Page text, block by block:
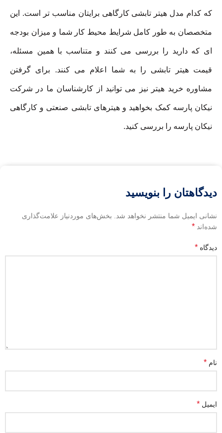
که کدام مدل هیتر تابشی کارگاهی برایتان مناسب تر است. این
متخصصان به طور کامل شرایط محیط کار شما و میزان بودجه
ای که دارید را بررسی می کنند و متناسب با همین مسئله،
قیمت هیتر تابشی را به شما اعلام می کنند. برای گرفتن
مشاوره خرید هیتر نیز می توانید از کارشناسان ما در شرکت
نیکان پارسه کمک بخواهید و هیترهای تابشی صنعتی و کارگاهی
نیکان پارسه را بررسی کنید.
دیدگاهتان را بنویسید
نشانی ایمیل شما منتشر نخواهد شد. بخش‌های موردنیاز علامت‌گذاری
شده‌اند *
دیدگاه *
نام *
ایمیل *